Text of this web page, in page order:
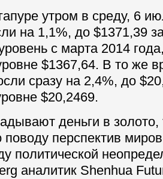
утром в среду, 6
на 1,1%, до $1371,39
с марта 2014
$1367,64. В то же
сразу на 2,4%, до
$20,2469.
деньги в золото,
поводу перспектив
политической
аналитик Shenhua